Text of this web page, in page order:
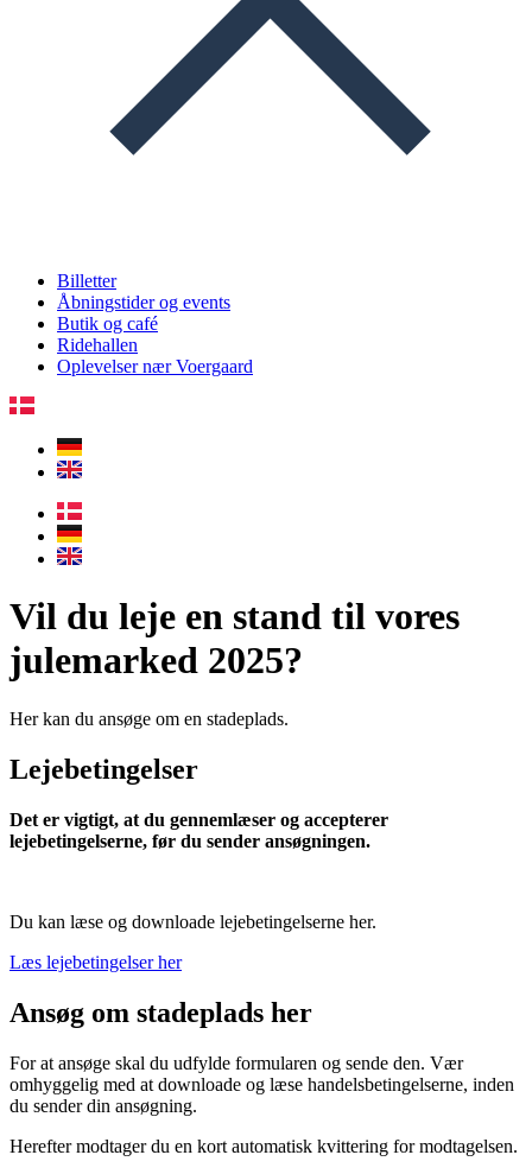
Billetter
Åbningstider og events
Butik og café
Ridehallen
Oplevelser nær Voergaard​
Vil du leje en stand til vores
julemarked 2025?
Her kan du ansøge om en stadeplads.
Lejebetingelser
Det er vigtigt, at du gennemlæser og accepterer
lejebetingelserne, før du sender ansøgningen.
Du kan læse og downloade lejebetingelserne her.
Læs lejebetingelser her
Ansøg om stadeplads her
For at ansøge skal du udfylde formularen og sende den. Vær
omhyggelig med at downloade og læse handelsbetingelserne, inden
du sender din ansøgning.
Herefter modtager du en kort automatisk kvittering for modtagelsen.